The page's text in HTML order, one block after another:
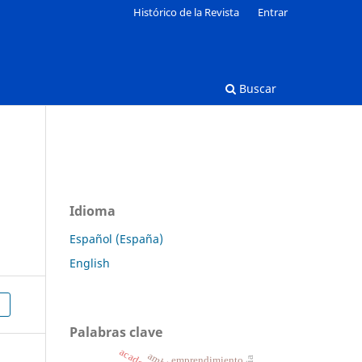
Buscar
Histórico de la Revista Entrar
Idioma
Español (España)
English
Palabras clave